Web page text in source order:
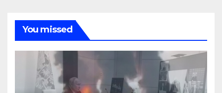
You missed